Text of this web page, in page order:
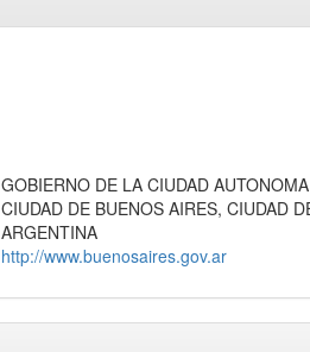
GOBIERNO DE LA CIUDAD
CIUDAD DE BUENOS AIRES, CIUDAD
ARGENTINA
http://www.buenosaires.gov.ar